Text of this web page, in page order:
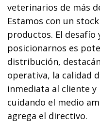
veterinarios de más
Estamos con un
productos. El desafío
posicionarnos es
distribución,
operativa, la calidad
inmediata al cliente
cuidando el medio
agrega el directivo.